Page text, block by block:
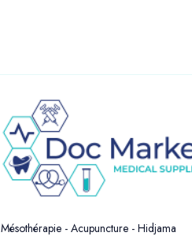
Mésothérapie - Acupuncture - Hidjama